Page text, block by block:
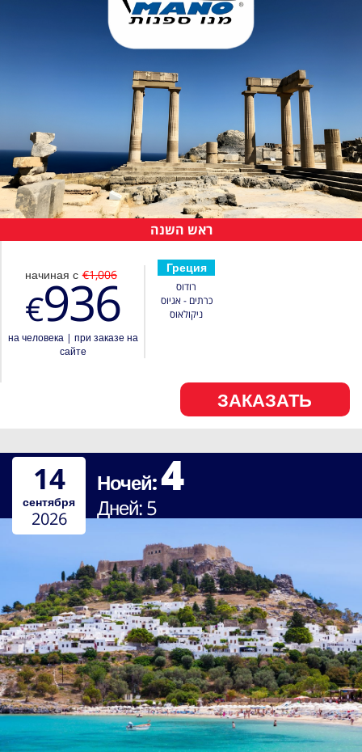
ראש השנה
Греция
רודוס
כרתים - אגיוס
ניקולאוס
начиная с €1,006
€936
на человека| при заказе на
сайте
ЗАКАЗАТЬ
Ночей:4
Дней:5
14
сентября
2026